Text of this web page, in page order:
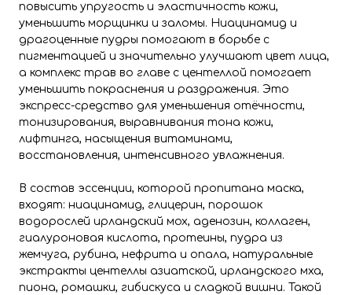
повысить упругость и эластичность кожи,
уменьшить морщинки и заломы. Ниацинамид и
драгоценные пудры помогают в борьбе с
пигментацией и значительно улучшают цвет лица,
а комплекс трав во главе с центеллой помогает
уменьшить покраснения и раздражения. Это
экспресс-средство для уменьшения отёчности,
тонизирования, выравнивания тона кожи,
лифтинга, насыщения витаминами,
восстановления, интенсивного увлажнения.
В состав эссенции, которой пропитана маска,
входят: ниацинамид, глицерин, порошок
водорослей ирландский мох, аденозин, коллаген,
гиалуроновая кислота, протеины, пудра из
жемчуга, рубина, нефрита и опала, натуральные
экстракты центеллы азиатской, ирландского мха,
пиона, ромашки, гибискуса и сладкой вишни. Такой